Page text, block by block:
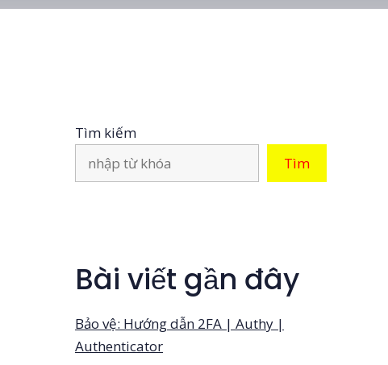
Tìm kiếm
Tìm
Bài viết gần đây
Bảo vệ: Hướng dẫn 2FA | Authy |
Authenticator